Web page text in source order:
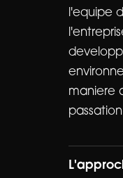
l'equipe
maniere